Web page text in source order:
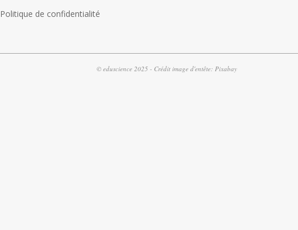
Politique de confidentialité
© eduscience 2025 - Crédit image d'entête: Pixabay